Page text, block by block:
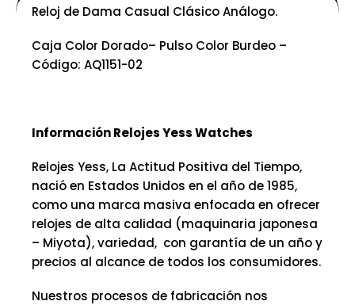
Reloj de Dama Casual Clásico Análogo.
Caja Color Dorado– Pulso Color Burdeo –
Código: AQ1151-02
Información Relojes Yess Watches
Relojes Yess, La Actitud Positiva del Tiempo,
nació en Estados Unidos en el año de 1985,
como una marca masiva enfocada en ofrecer
relojes de alta calidad (maquinaria japonesa
– Miyota), variedad, con garantía de un año y
precios al alcance de todos los consumidores.
Nuestros procesos de fabricación nos